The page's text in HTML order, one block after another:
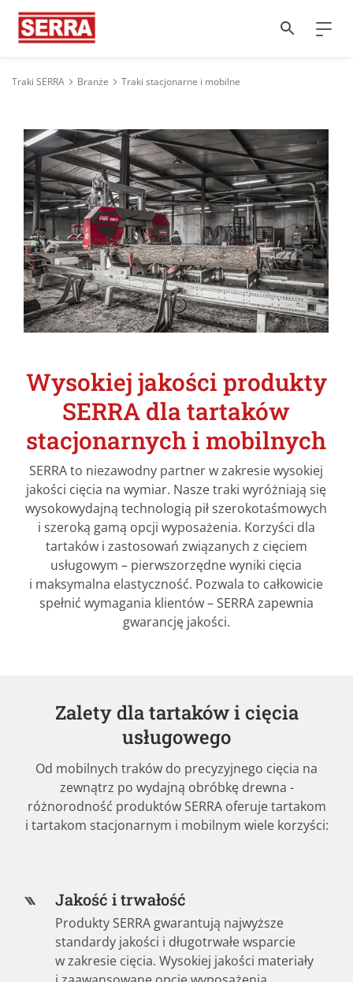
Traki SERRA Branże Traki stacjonarne i mobilne
Wysokiej jakości produkty
SERRA dla tartaków
stacjonarnych i mobilnych
SERRA to niezawodny partner w zakresie wysokiej
jakości cięcia na wymiar. Nasze traki wyróżniają się
wysokowydajną technologią pił szerokotaśmowych
i szeroką gamą opcji wyposażenia. Korzyści dla
tartaków i zastosowań związanych z cięciem
usługowym – pierwszorzędne wyniki cięcia
i maksymalna elastyczność. Pozwala to całkowicie
spełnić wymagania klientów – SERRA zapewnia
gwarancję jakości.
Zalety dla tartaków i cięcia
usługowego
Od mobilnych traków do precyzyjnego cięcia na
zewnątrz po wydajną obróbkę drewna -
różnorodność produktów SERRA oferuje tartakom
i tartakom stacjonarnym i mobilnym wiele korzyści:
Jakość i trwałość
Produkty SERRA gwarantują najwyższe
standardy jakości i długotrwałe wsparcie
w zakresie cięcia. Wysokiej jakości materiały